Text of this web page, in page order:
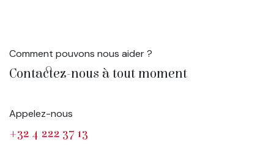
Comment pouvons nous aider ?
Contactez-nous à tout moment
Appelez-nous
+32 4 222 37 13